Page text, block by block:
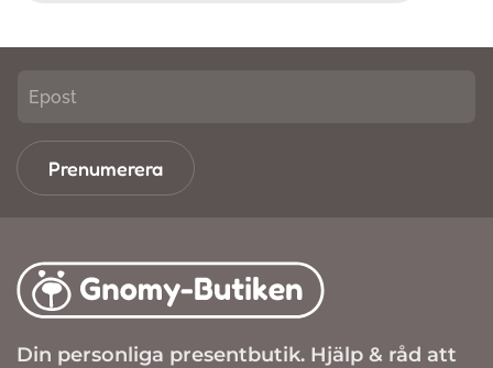
Prenumerera
Din personliga presentbutik. Hjälp & råd att